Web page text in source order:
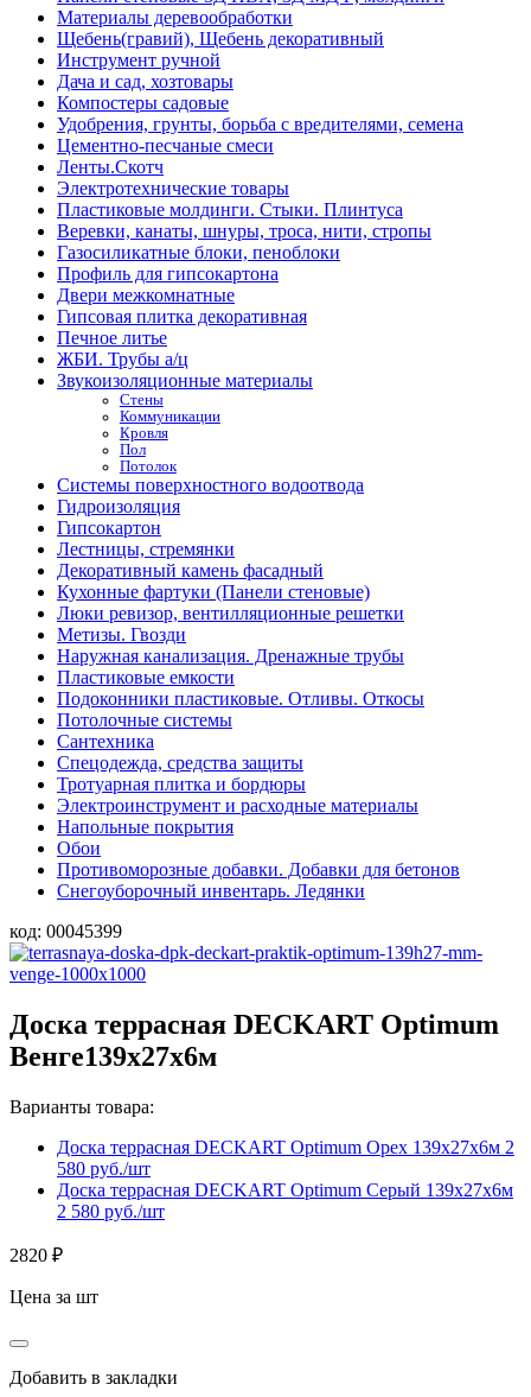
Материалы деревообработки
Щебень(гравий), Щебень декоративный
Инструмент ручной
Дача и сад, хозтовары
Компостеры садовые
Удобрения, грунты, борьба с вредителями, семена
Цементно-песчаные смеси
Ленты.Скотч
Электротехнические товары
Пластиковые молдинги. Стыки. Плинтуса
Веревки, канаты, шнуры, троса, нити, стропы
Газосиликатные блоки, пеноблоки
Профиль для гипсокартона
Двери межкомнатные
Гипсовая плитка декоративная
Печное литье
ЖБИ. Трубы а/ц
Звукоизоляционные материалы
Стены
Коммуникации
Кровля
Пол
Потолок
Системы поверхностного водоотвода
Гидроизоляция
Гипсокартон
Лестницы, стремянки
Декоративный камень фасадный
Кухонные фартуки (Панели стеновые)
Люки ревизор, вентилляционные решетки
Метизы. Гвозди
Наружная канализация. Дренажные трубы
Пластиковые емкости
Подоконники пластиковые. Отливы. Откосы
Потолочные системы
Сантехника
Спецодежда, средства защиты
Тротуарная плитка и бордюры
Электроинструмент и расходные материалы
Напольные покрытия
Обои
Противоморозные добавки. Добавки для бетонов
Снегоуборочный инвентарь. Ледянки
код: 00045399
Доска террасная DECKART Optimum
Венге139х27х6м
Варианты товара:
Доска террасная DECKART Optimum Орех 139х27х6м 2
580 руб./шт
Доска террасная DECKART Optimum Серый 139х27х6м
2 580 руб./шт
2820 ₽
Цена за шт
Добавить в закладки